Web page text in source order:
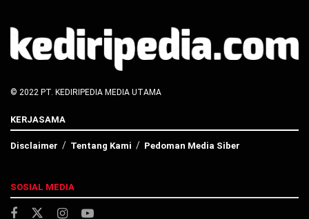
© 2022 PT. KEDIRIPEDIA MEDIA UTAMA
KERJASAMA
Disclaimer Tentang Kami Pedoman Media Siber
SOSIAL MEDIA